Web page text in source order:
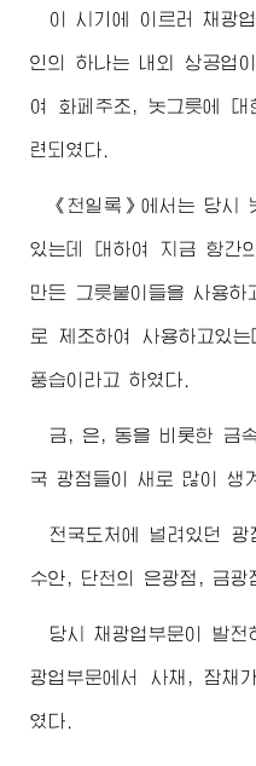
이 시기에 이르러 채광
인의 하나는 내외 상공업
여 화페주조, 놋그릇에
련되였다.
《천일록》에서는 당시
있는데 대하여 지금 항간
만든 그릇붙이들을 사용
로 제조하여 사용하고있
풍습이라고 하였다.
금, 은, 동을 비롯한 금
국 광점들이 새로 많이 생
전국도처에 널려있던
수안, 단천의 은광점, 금광
당시 채광업부문이 발
광업부문에서 사채, 잠채
였다.